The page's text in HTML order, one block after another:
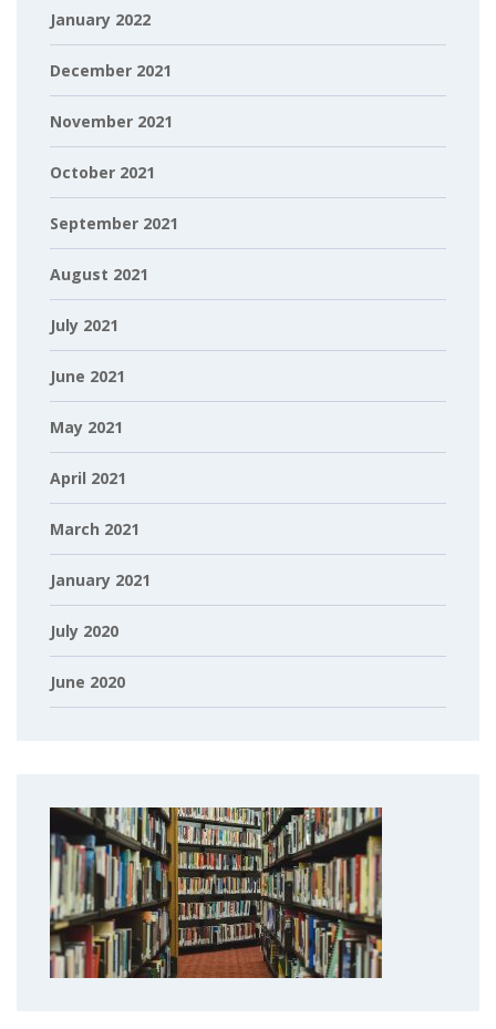
January 2022
December 2021
November 2021
October 2021
September 2021
August 2021
July 2021
June 2021
May 2021
April 2021
March 2021
January 2021
July 2020
June 2020